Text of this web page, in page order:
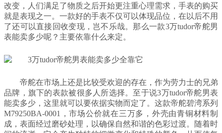
改变，人们满足了物质之后开始更注重心理需求，手表的购买
就是表现之一。一款好的手表不仅可以体现品位，在以后不用
了还可以直接回收变现，岂不乐哉。那么一款3万tudor帝舵男
表能卖多少呢？主要依靠什么来定。
帝舵在市场上还是比较受欢迎的存在，作为劳力士的兄弟
品牌，旗下的表款被很多人所选择。至于说3万tudor帝舵男表
能卖多少，这里就可以要依据实物而定了。这款帝舵碧湾系列
M79250BA-0001，市场公价就在三万多，外壳由青铜材料制
成，表面经过磨砂处理，以确保自然和谐的色彩过渡。随着时